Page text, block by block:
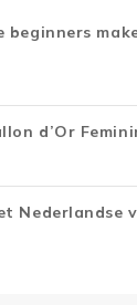
d’Or
Nederlandse